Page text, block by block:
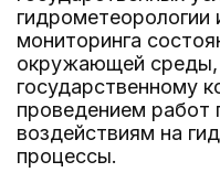
мониторинга
окружающей
государственному
проведением работ
воздействиям на
процессы.